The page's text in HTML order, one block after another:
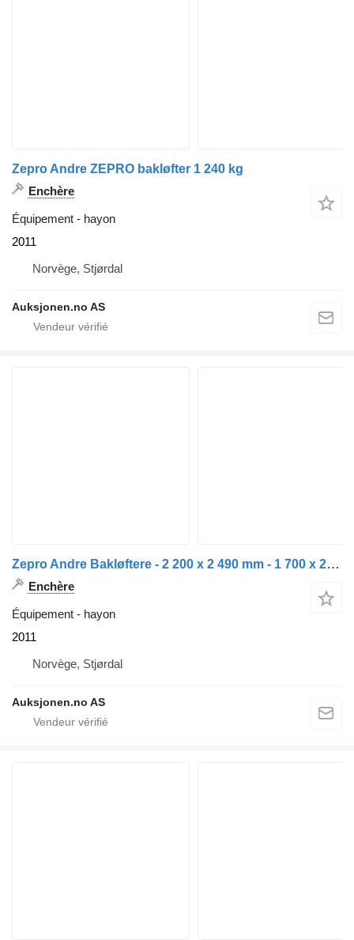
Zepro Andre ZEPRO bakløfter 1 240 kg
Enchère
Équipement - hayon
2011
Norvège, Stjørdal
Auksjonen.no AS
Zepro Andre Bakløftere - 2 200 x 2 490 mm - 1 700 x 2 490 mm
Enchère
Équipement - hayon
2011
Norvège, Stjørdal
Auksjonen.no AS